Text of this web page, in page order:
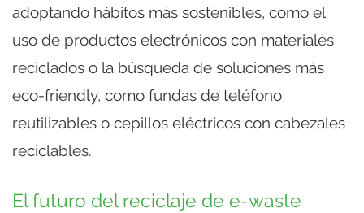
adoptando hábitos más sostenibles, como el
uso de productos electrónicos con materiales
reciclados o la búsqueda de soluciones más
eco-friendly, como fundas de teléfono
reutilizables o cepillos eléctricos con cabezales
reciclables.
El futuro del reciclaje de e-waste